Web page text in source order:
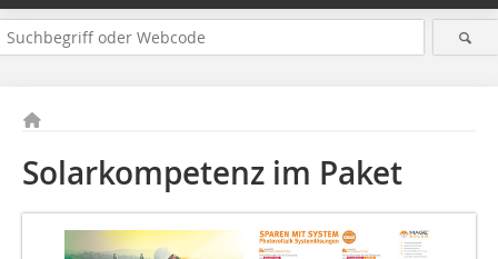
Solarkompetenz im Paket